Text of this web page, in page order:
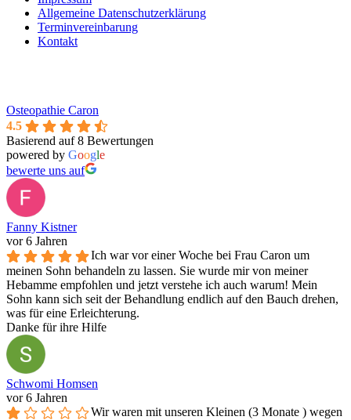
Allgemeine Datenschutzerklärung
Terminvereinbarung
Kontakt
Osteopathie Caron
4.5
Basierend auf 8 Bewertungen
powered by Google
bewerte uns auf
Fanny Kistner
vor 6 Jahren
Ich war vor einer Woche bei Frau Caron um
meinen Sohn behandeln zu lassen. Sie wurde mir von meiner
Hebamme empfohlen und jetzt verstehe ich auch warum! Mein
Sohn kann sich seit der Behandlung endlich auf den Bauch drehen,
was für eine Erleichterung.
Danke für ihre Hilfe
Schwomi Homsen
vor 6 Jahren
Wir waren mit unseren Kleinen (3 Monate ) wegen